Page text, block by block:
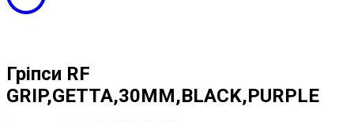
Гріпси RF
GRIP,GETTA,30MM,BLACK,PURPLE